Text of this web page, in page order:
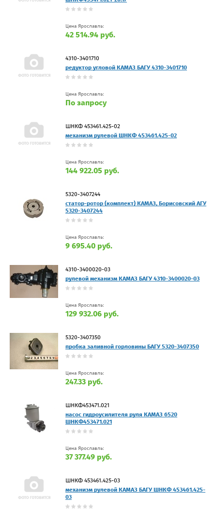
Цена Ярославль:
42 514.94 руб.
4310-3401710
редуктор угловой КАМАЗ БАГУ 4310-3401710
Цена Ярославль:
По запросу
ШНКФ 453461.425-02
механизм рулевой ШНКФ 453461.425-02
Цена Ярославль:
144 922.05 руб.
5320-3407244
статор-ротор (комплект) КАМАЗ, Борисовский АГУ
5320-3407244
Цена Ярославль:
9 695.40 руб.
4310-3400020-03
рулевой механизм КАМАЗ БАГУ 4310-3400020-03
Цена Ярославль:
129 932.06 руб.
5320-3407350
пробка заливной горловины БАГУ 5320-3407350
Цена Ярославль:
247.33 руб.
ШНКФ453471.021
насос гидроусилителя руля КАМАЗ 6520
ШНКФ453471.021
Цена Ярославль:
37 377.49 руб.
ШНКФ 453461.425-03
механизм рулевой КАМАЗ БАГУ ШНКФ 453461.425-
03